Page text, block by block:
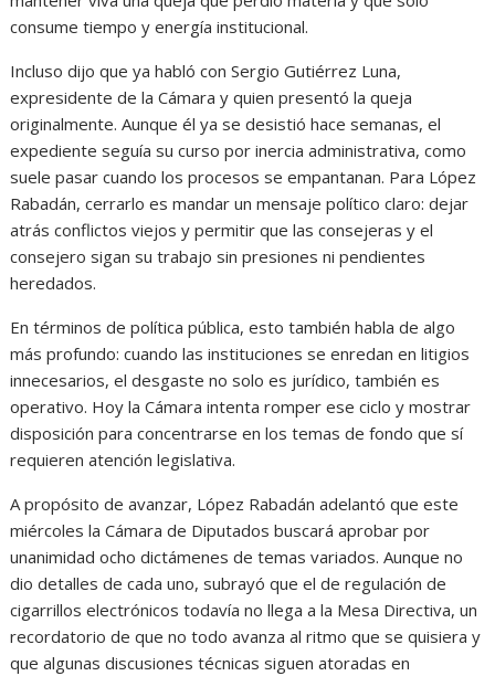
consume tiempo y energía institucional.
Incluso dijo que ya habló con Sergio Gutiérrez Luna,
expresidente de la Cámara y quien presentó la queja
originalmente. Aunque él ya se desistió hace semanas, el
expediente seguía su curso por inercia administrativa, como
suele pasar cuando los procesos se empantanan. Para López
Rabadán, cerrarlo es mandar un mensaje político claro: dejar
atrás conflictos viejos y permitir que las consejeras y el
consejero sigan su trabajo sin presiones ni pendientes
heredados.
En términos de política pública, esto también habla de algo
más profundo: cuando las instituciones se enredan en litigios
innecesarios, el desgaste no solo es jurídico, también es
operativo. Hoy la Cámara intenta romper ese ciclo y mostrar
disposición para concentrarse en los temas de fondo que sí
requieren atención legislativa.
A propósito de avanzar, López Rabadán adelantó que este
miércoles la Cámara de Diputados buscará aprobar por
unanimidad ocho dictámenes de temas variados. Aunque no
dio detalles de cada uno, subrayó que el de regulación de
cigarrillos electrónicos todavía no llega a la Mesa Directiva, un
recordatorio de que no todo avanza al ritmo que se quisiera y
que algunas discusiones técnicas siguen atoradas en